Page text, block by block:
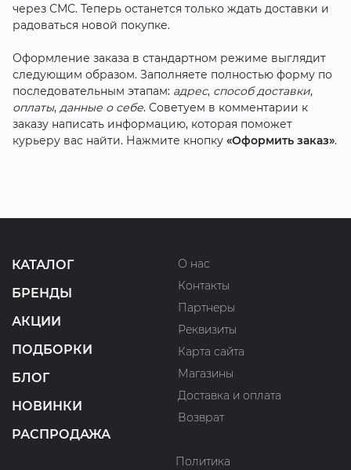
через СМС. Теперь останется только ждать доставки и
радоваться новой покупке.
Оформление заказа в стандартном режиме выглядит
следующим образом. Заполняете полностью форму по
последовательным этапам: адрес, способ доставки,
оплаты, данные о себе. Советуем в комментарии к
заказу написать информацию, которая поможет
курьеру вас найти. Нажмите кнопку «Оформить заказ».
КАТАЛОГ
БРЕНДЫ
АКЦИИ
ПОДБОРКИ
БЛОГ
НОВИНКИ
РАСПРОДАЖА
О нас
Контакты
Партнеры
Реквизиты
Карта сайта
Магазины
Доставка и оплата
Возврат
Политика